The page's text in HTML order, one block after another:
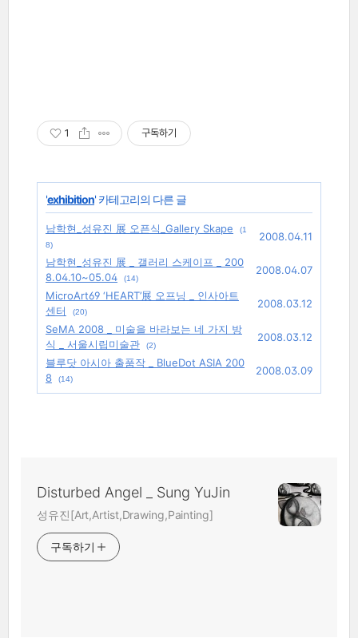
1 구독하기
'exhibition' 카테고리의 다른 글
남학현_성유진 展 오픈식_Gallery Skape
(1
8)
2008.04.11
남학현_성유진 展 _ 갤러리 스케이프 _ 200
8.04.10~05.04
(14)
2008.04.07
MicroArt69 ‘HEART’展 오프닝 _ 인사아트
센터
(20)
2008.03.12
SeMA 2008 _ 미술을 바라보는 네 가지 방
식 _ 서울시립미술관
(2)
2008.03.12
블루닷 아시아 출품작 _ BlueDot ASIA 200
8
(14)
2008.03.09
Disturbed Angel _ Sung YuJin
성유진[Art,Artist,Drawing,Painting]
구독하기